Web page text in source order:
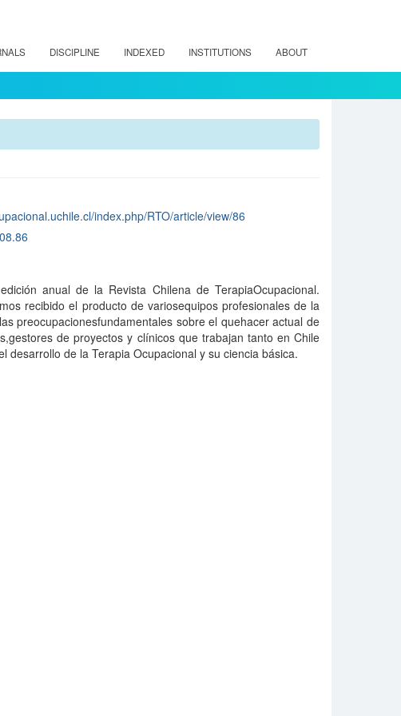
DISCIPLINE INDEXED INSTITUTIONS ABOUT
index.php/RTO/article/view/86
anual de la Revista Chilena de TerapiaOcupacional.
recibido el producto de variosequipos profesionales de la
preocupacionesfundamentales sobre el quehacer actual de
de proyectos y clínicos que trabajan tanto en Chile
desarrollo de la Terapia Ocupacional y su ciencia básica.